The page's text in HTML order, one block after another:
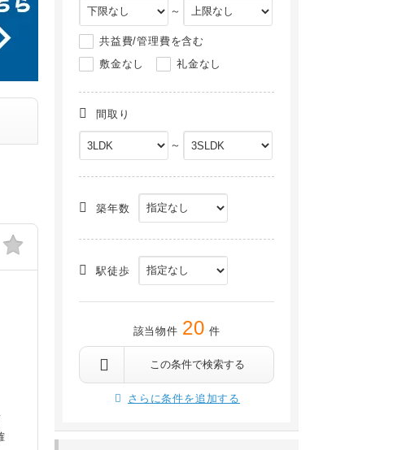
～
共益費/管理費を含む
敷金なし
礼金なし
間取り
～
築年数
駅徒歩
該当物件 20 件
この条件で検索する
さらに条件を追加する